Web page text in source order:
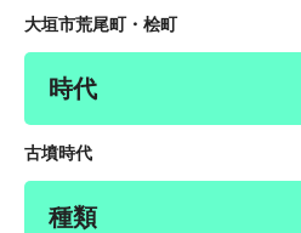
大垣市荒尾町・桧町
時代
古墳時代
種類